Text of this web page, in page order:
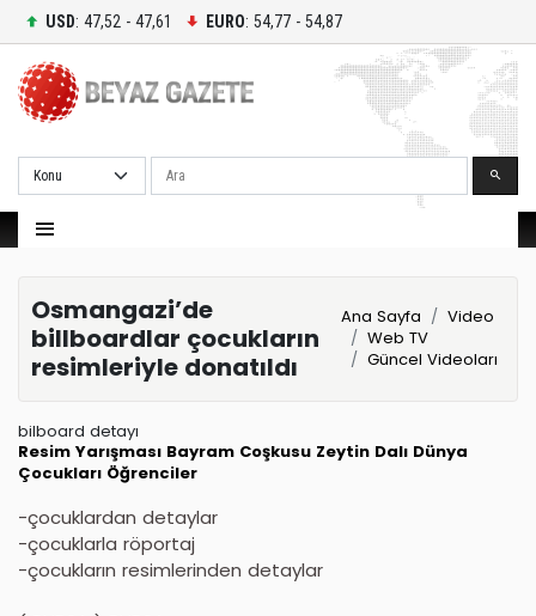
USD: 47,52 - 47,61 EURO: 54,77 - 54,87
Ara
Osmangazi’de
billboardlar çocukların
resimleriyle donatıldı
Ana Sayfa
Video
Web TV
Güncel Videoları
bilboard detayı
Resim Yarışması Bayram Coşkusu Zeytin Dalı Dünya
Çocukları Öğrenciler
-çocuklardan detaylar
-çocuklarla röportaj
-çocukların resimlerinden detaylar